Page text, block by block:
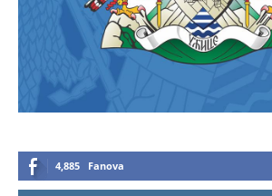
4,885 Fanova